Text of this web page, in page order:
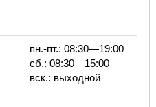
пн.-пт.: 08:30—19:00
сб.: 08:30—15:00
вск.: выходной